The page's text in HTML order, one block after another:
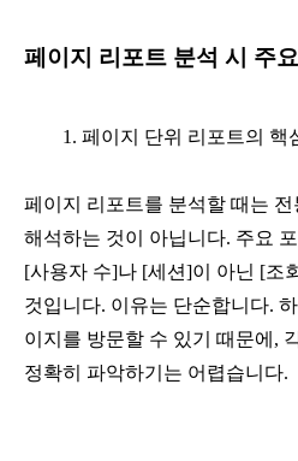
페이지 리포트 분석 시 주
페이지 단위 리포트의 핵
페이지 리포트를 분석할 때는
해석하는 것이 아닙니다. 주요
[사용자 수]나 [세션]이 아닌 [조
것입니다. 이유는 단순합니다.
이지를 방문할 수 있기 때문에,
정확히 파악하기는 어렵습니다.